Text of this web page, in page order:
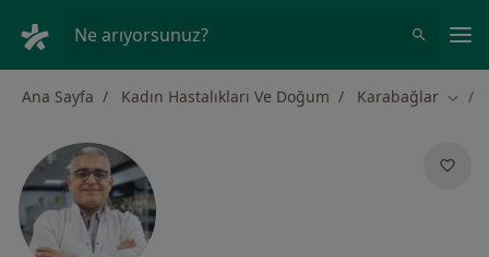
Ne arıyorsunuz?
Ana Sayfa Kadın Hastalıkları Ve Doğum Karabağlar